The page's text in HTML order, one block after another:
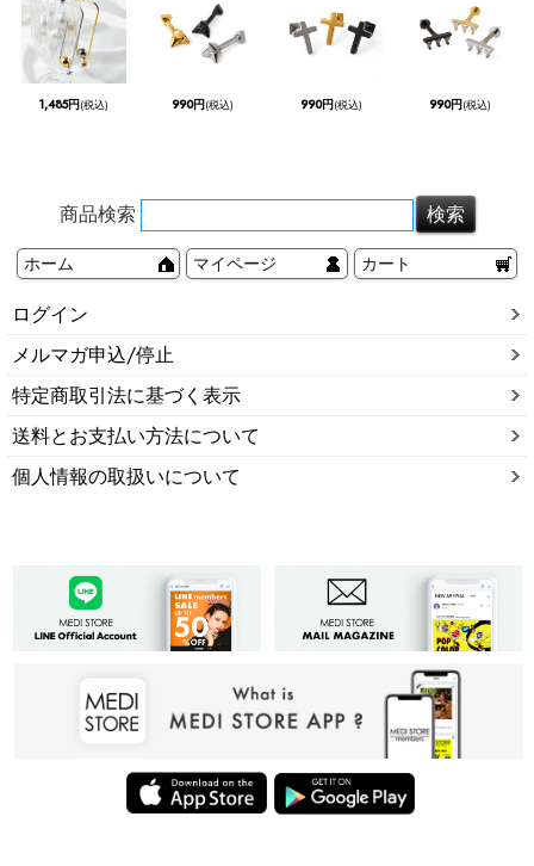
1,485円(税込) 990円(税込) 990円(税込) 990円(税込)
商品検索
ホーム マイページ カート
ログイン
メルマガ申込/停止
特定商取引法に基づく表示
送料とお支払い方法について
個人情報の取扱いについて